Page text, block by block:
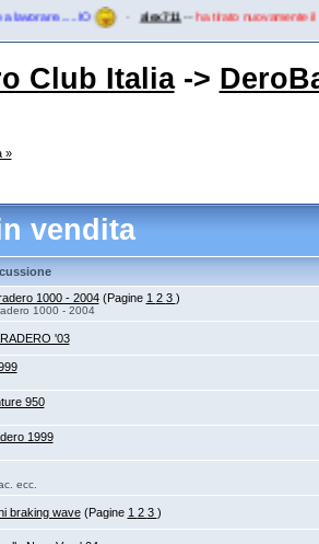
· alex711--ha tirato nuovamente il
Club Italia->
»
vendita
1000 - 2004 (Pagine 1 2 3 )
1000 - 2004
'03
950
1999
ecc.
braking wave (Pagine 1 2 3 )